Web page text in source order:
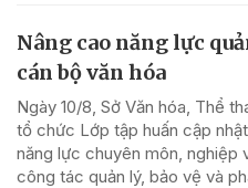
Nâng cao năng lực
cán bộ văn hóa
Ngày 10/8, Sở Văn hóa, Thể
tổ chức Lớp tập huấn cập
năng lực chuyên môn,
công tác quản lý, bảo vệ và